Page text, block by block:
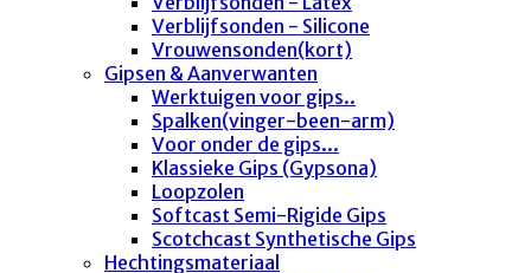
Verblijfsonden - Silicone
Vrouwensonden(kort)
Gipsen & Aanverwanten
Werktuigen voor gips..
Spalken(vinger-been-arm)
Voor onder de gips...
Klassieke Gips (Gypsona)
Loopzolen
Softcast Semi-Rigide Gips
Scotchcast Synthetische Gips
Hechtingsmateriaal